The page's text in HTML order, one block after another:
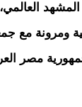
العالمي،
ومرونة مع
مصر